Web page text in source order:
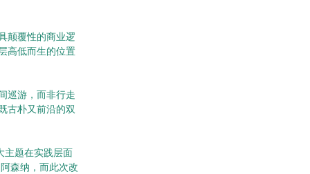
颠覆性的商业逻
高低而生的位置
巡游，而非行走
古朴又前沿的双
主题在实践层面
森纳，而此次改